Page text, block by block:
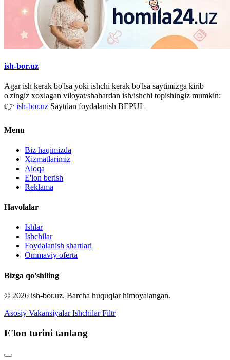
ish-bor.uz
Agar ish kerak bo'lsa yoki ishchi kerak bo'lsa saytimizga kirib
o'zingiz xoxlagan viloyat/shahardan ish/ishchi topishingiz mumkin:
👉 ish-bor.uz Saytdan foydalanish BEPUL
Menu
Biz haqimizda
Xizmatlarimiz
Aloqa
E'lon berish
Reklama
Havolalar
Ishlar
Ishchilar
Foydalanish shartlari
Ommaviy oferta
Bizga qo'shiling
© 2026 ish-bor.uz. Barcha huquqlar himoyalangan.
Asosiy Vakansiyalar Ishchilar Filtr
E'lon turini tanlang